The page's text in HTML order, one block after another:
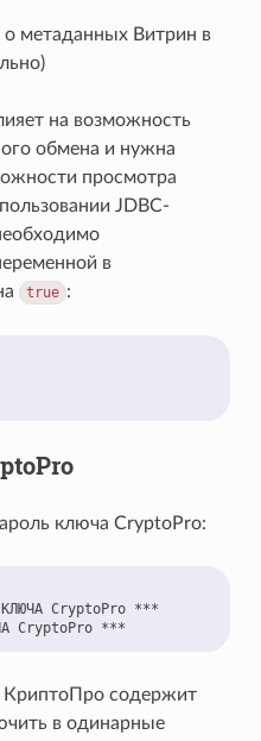
метаданных Витрин в
на возможность
обмена и нужна
просмотра
JDBC-
в
true :
ключа CryptoPro:
КЛЮЧА CryptoPro ***
CryptoPro ***
КриптоПро содержит
в одинарные